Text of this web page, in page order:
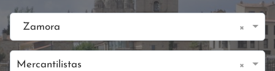
Zamora ×
Mercantilistas ×